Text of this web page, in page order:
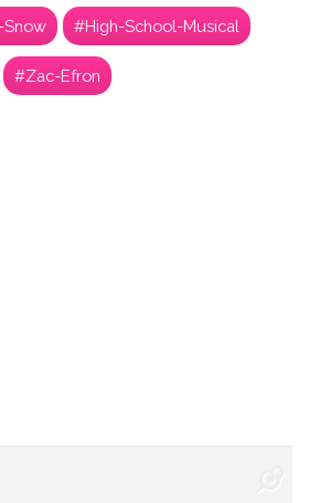
Snow #High-School-Musical
#Zac-Efron